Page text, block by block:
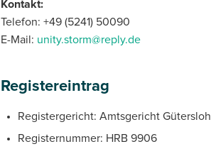
Kontakt:
Telefon: +49 (5241) 50090
E-Mail: unity.storm@reply.de
Registereintrag
Registergericht: Amtsgericht Gütersloh
Registernummer: HRB 9906